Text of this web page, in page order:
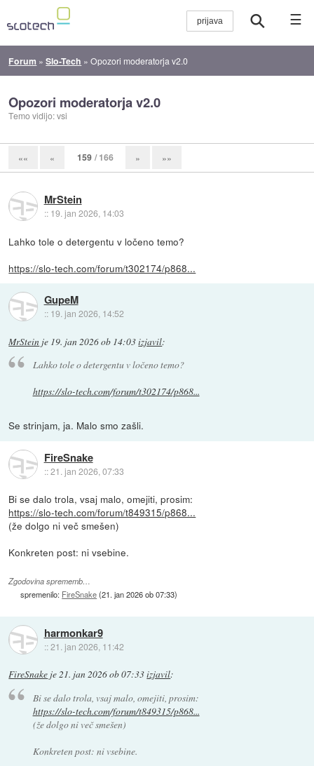
☰
Forum »Slo-Tech »Opozori moderatorja v2.0
Opozori moderatorja v2.0
Temo vidijo: vsi
«« « 159 / 166 » »»
MrStein
:: 19. jan 2026, 14:03
Lahko tole o detergentu v ločeno temo?
https://slo-tech.com/forum/t302174/p868...
GupeM
:: 19. jan 2026, 14:52
MrStein je 19. jan 2026 ob 14:03izjavil:
Lahko tole o detergentu v ločeno temo?
https://slo-tech.com/forum/t302174/p868...
Se strinjam, ja. Malo smo zašli.
FireSnake
::21. jan 2026, 07:33
Bi se dalo trola, vsaj malo, omejiti, prosim:
https://slo-tech.com/forum/t849315/p868...
(že dolgo ni več smešen)
Konkreten post: ni vsebine.
Zgodovina sprememb…
spremenilo: FireSnake(21. jan 2026 ob 07:33)
harmonkar9
::21. jan 2026, 11:42
FireSnake je21. jan 2026 ob 07:33izjavil:
Bi se dalo trola, vsaj malo, omejiti, prosim:
https://slo-tech.com/forum/t849315/p868...
(že dolgo ni več smešen)
Konkreten post: ni vsebine.